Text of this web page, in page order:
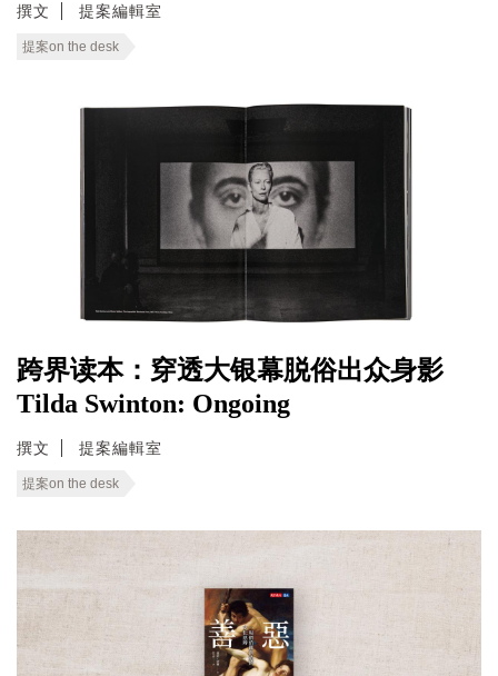
撰文 提案編輯室
提案on the desk
跨界读本：穿透大银幕脱俗出众身影
Tilda Swinton: Ongoing
撰文 提案編輯室
提案on the desk